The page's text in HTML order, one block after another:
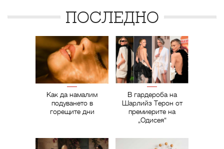
ПОСЛЕДНО
Как да намалим
подуването в
горещите дни
В гардероба на
Шарлийз Терон от
премиерите на
„Одисея“